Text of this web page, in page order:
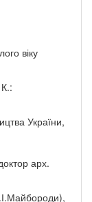
віку
України,
арх.